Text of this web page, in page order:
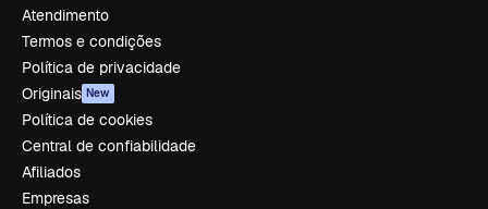
Atendimento
Termos e condições
Política de privacidade
Originais New
Política de cookies
Central de confiabilidade
Afiliados
Empresas